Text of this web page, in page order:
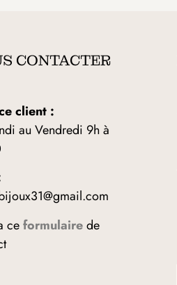
CONTACTER
client :
au Vendredi 9h à
ceformulairede